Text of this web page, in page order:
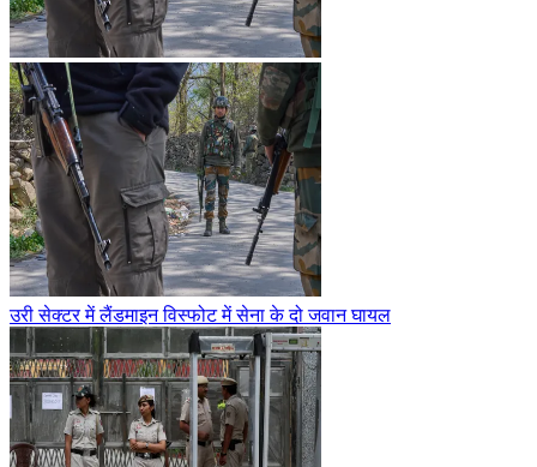
उरी सेक्टर में लैंडमाइन विस्फोट में सेना के दो जवान घायल